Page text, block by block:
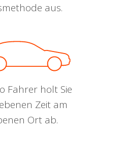
aus.
Fahrer holt Sie
Zeit am
Ort ab.